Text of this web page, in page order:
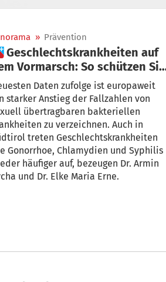
» Prävention
auf
Vormarsch: So schützen Sie
Daten zufolge ist europaweit
starker Anstieg der Fallzahlen von
übertragbaren bakteriellen
zu verzeichnen. Auch in
treten Geschlechtskrankheiten
Gonorrhoe, Chlamydien und Syphilis
häufiger auf, bezeugen Dr. Armin
und Dr. Elke Maria Erne.